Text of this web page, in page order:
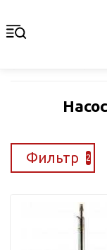
Фильтр 2